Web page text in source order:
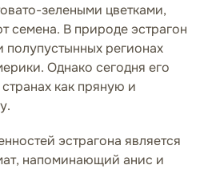
зелеными цветками,
семена. В природе эстрагон
полупустынных регионах
Однако сегодня его
как пряную и
эстрагона является
напоминающий анис и